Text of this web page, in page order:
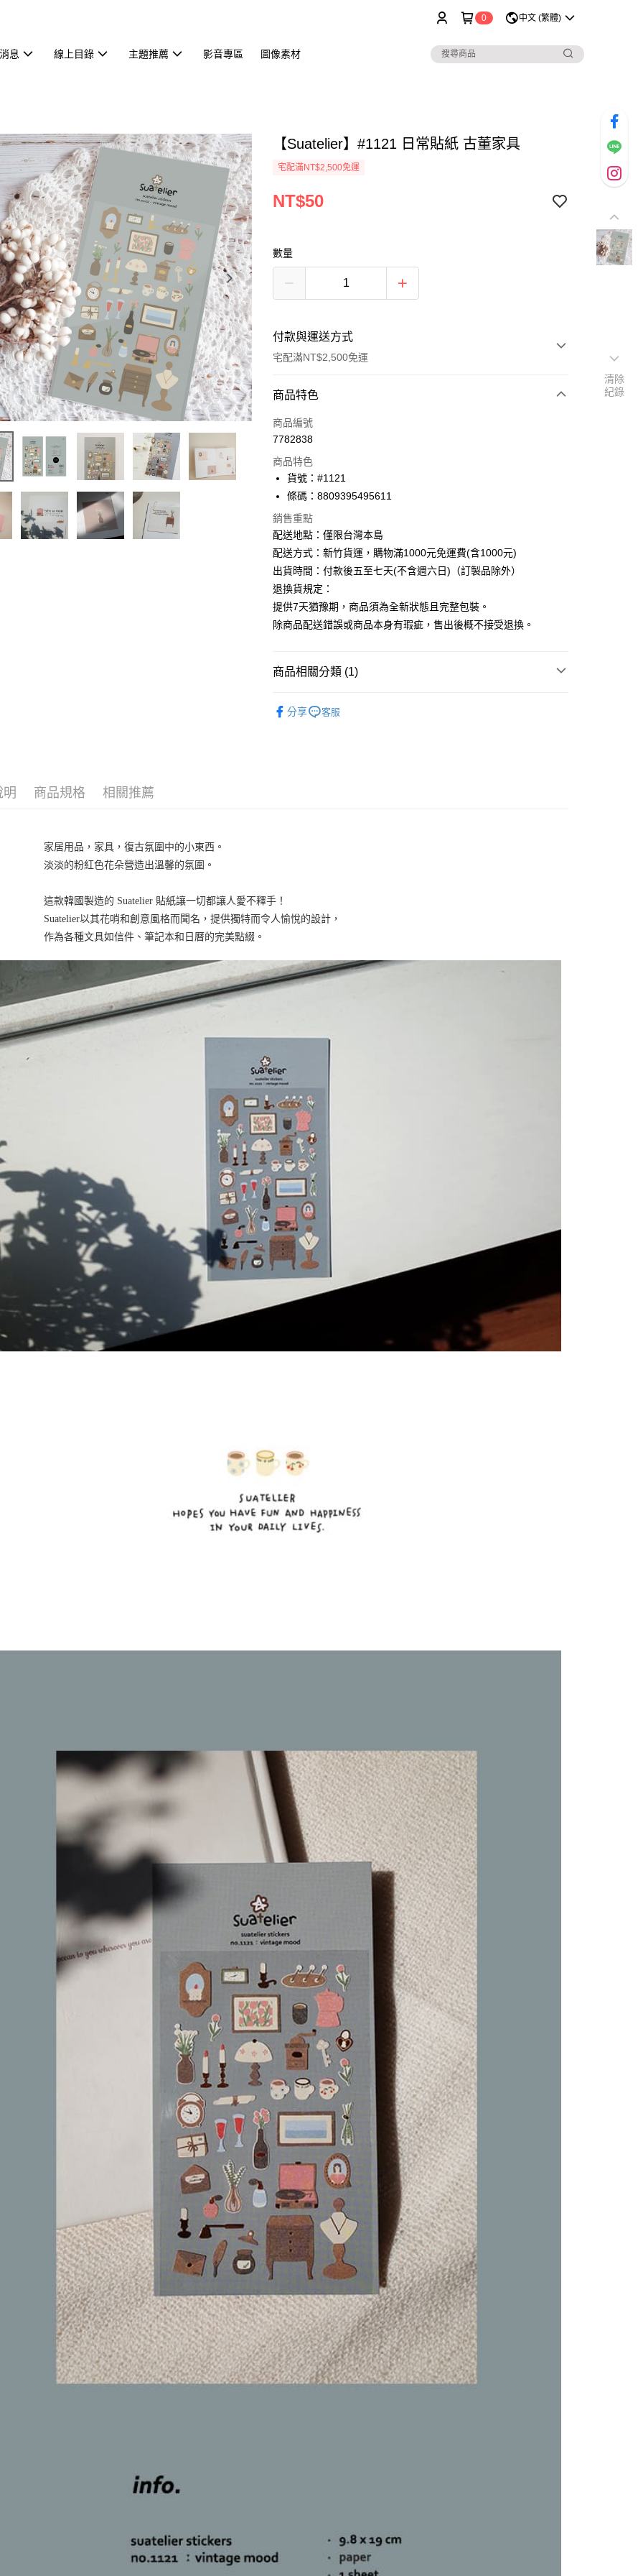
0 中文 (繁體)
息 線上目錄 主題推薦 影音專區 圖像素材
【Suatelier】#1121 日常貼紙 古董家具
宅配滿NT$2,500免運
NT$50
數量
付款與運送方式
宅配滿NT$2,500免運
付款方式
信用卡一次付款
街口支付
悠遊付
ATM付款
運送方式
下單前請先詢問庫存
每筆NT$130，滿NT$2,500(含以上)免運費
商品特色
商品編號
7782838
商品特色
貨號：#1121
條碼：8809395495611
銷售重點
配送地點：僅限台灣本島
配送方式：新竹貨運，購物滿1000元免運費(含1000元)
出貨時間：付款後五至七天(不含週六日)（訂製品除外）
退換貨規定：
提供7天猶豫期，商品須為全新狀態且完整包裝。
除商品配送錯誤或商品本身有瑕疵，售出後概不接受退換。
商品相關分類 (1)
分享
客服
明 商品規格 相關推薦
家居用品，家具，復古氛圍中的小東西。
淡淡的粉紅色花朵營造出溫馨的氛圍。
這款韓國製造的 Suatelier 貼紙讓一切都讓人愛不釋手！
Suatelier以其花哨和創意風格而聞名，提供獨特而令人愉悅的設計，
作為各種文具如信件、筆記本和日曆的完美點綴。
清除
紀錄